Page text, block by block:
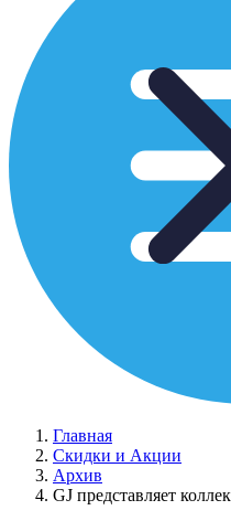
Главная
Скидки и Акции
Архив
GJ представляет